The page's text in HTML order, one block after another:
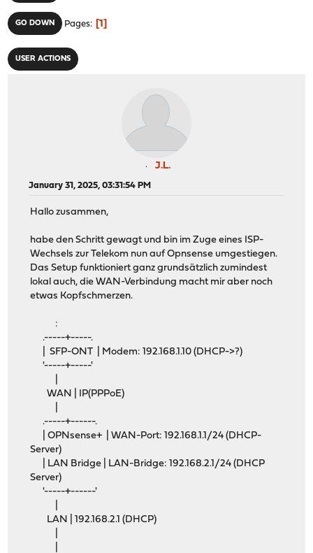
GO DOWN Pages 1
USER ACTIONS
J.L.
January 31, 2025, 03:31:54 PM
Hallo zusammen,
habe den Schritt gewagt und bin im Zuge eines ISP-
Wechsels zur Telekom nun auf Opnsense umgestiegen.
Das Setup funktioniert ganz grundsätzlich zumindest
lokal auch, die WAN-Verbindung macht mir aber noch
etwas Kopfschmerzen.
:
.-----+-----.
| SFP-ONT | Modem: 192.168.1.10 (DHCP->?)
'-----+-----'
WAN | IP(PPPoE)
.-----+------.
| OPNsense+ | WAN-Port: 192.168.1.1/24 (DHCP-
Server)
| LAN Bridge | LAN-Bridge: 192.168.2.1/24 (DHCP
Server)
'-----+------'
LAN | 192.168.2.1 (DHCP)